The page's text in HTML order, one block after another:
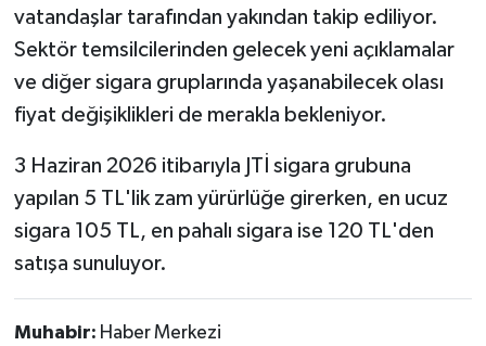
vatandaşlar tarafından yakından takip ediliyor.
Sektör temsilcilerinden gelecek yeni açıklamalar
ve diğer sigara gruplarında yaşanabilecek olası
fiyat değişiklikleri de merakla bekleniyor.
3 Haziran 2026 itibarıyla JTİ sigara grubuna
yapılan 5 TL'lik zam yürürlüğe girerken, en ucuz
sigara 105 TL, en pahalı sigara ise 120 TL'den
satışa sunuluyor.
Muhabir: Haber Merkezi